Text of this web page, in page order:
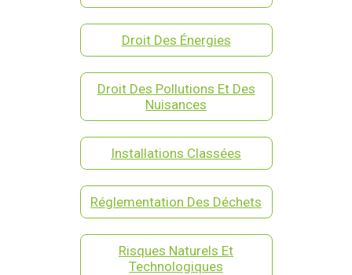
Droit Des Énergies
Droit Des Pollutions Et Des
Nuisances
Installations Classées
Réglementation Des Déchets
Risques Naturels Et
Technologiques